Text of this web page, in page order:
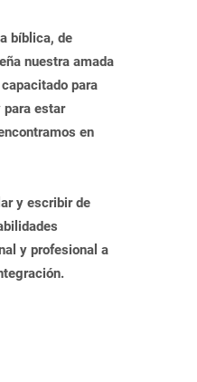
bíblica, de
nuestra amada
para
para estar
en
y escribir de
y profesional a